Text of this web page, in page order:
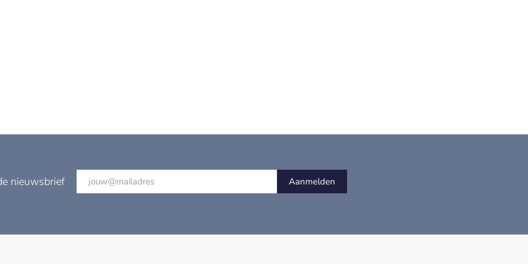
nieuwsbrief Aanmelden